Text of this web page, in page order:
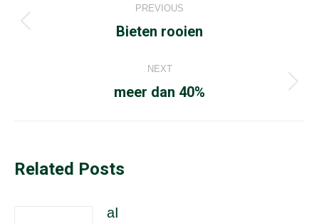
navigation
PREVIOUS
Previous
Bieten rooien
NEXT
Next
meer dan 40%
Related Posts
aI